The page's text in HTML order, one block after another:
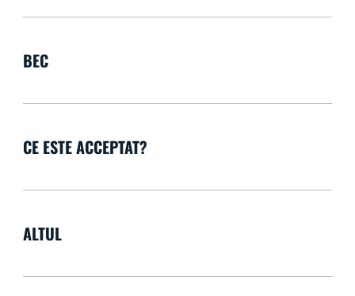
BEC
CE ESTE ACCEPTAT?
ALTUL